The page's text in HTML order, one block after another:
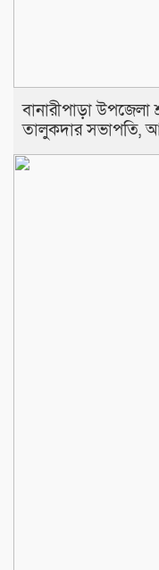
বানারীপাড়া উপজেলা
তালুকদার সভাপতি,